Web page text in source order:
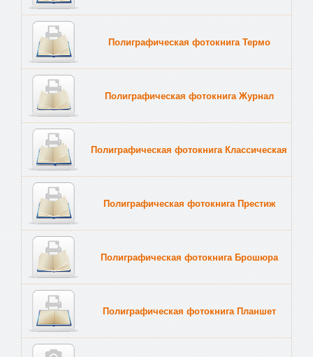
Полиграфическая фотокнига Термо
Полиграфическая фотокнига Журнал
Полиграфическая фотокнига Классическая
Полиграфическая фотокнига Престиж
Полиграфическая фотокнига Брошюра
Полиграфическая фотокнига Планшет